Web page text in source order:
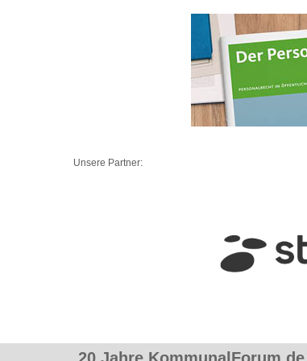
Unsere Partner: